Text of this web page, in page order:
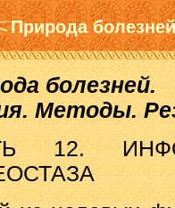
Природа
болезней.
Методы.
12.